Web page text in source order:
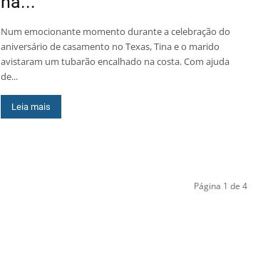
Num emocionante momento durante a celebração do
aniversário de casamento no Texas, Tina e o marido
avistaram um tubarão encalhado na costa. Com ajuda
de...
Leia mais
Página 1 de 4